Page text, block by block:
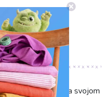
petrol' oduševljava svojom